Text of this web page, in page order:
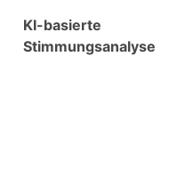
KI-basierte
Stimmungsanalyse